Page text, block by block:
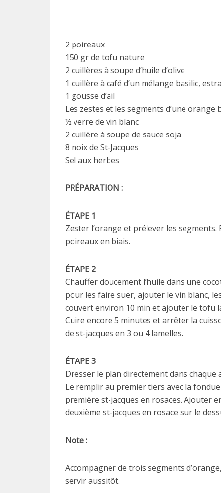
2 poireaux
150 gr de tofu nature
2 cuillères à soupe d’huile d’olive
1 cuillère à café d’un mélange basilic,
1 gousse d’ail
Les zestes et les segments d’une orange
½ verre de vin blanc
2 cuillère à soupe de sauce soja
8 noix de St-Jacques
Sel aux herbes
PRÉPARATION :
ÉTAPE 1
Zester l’orange et prélever les segments.
poireaux en biais.
ÉTAPE 2
Chauffer doucement l’huile dans une
pour les faire suer, ajouter le vin blanc,
couvert environ 10 min et ajouter le tofu
Cuire encore 5 minutes et arrêter la
de st-jacques en 3 ou 4 lamelles.
ÉTAPE 3
Dresser le plan directement dans chaque
Le remplir au premier tiers avec la
première st-jacques en rosaces. Ajouter
deuxième st-jacques en rosace sur le
Note :
Accompagner de trois segments
servir aussitôt.